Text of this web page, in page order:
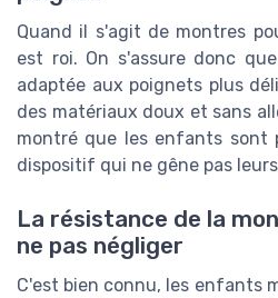
Quand il s'agit de montres
est roi. On s'assure donc
adaptée aux poignets plus
des matériaux doux et sans
montré que les enfants sont
dispositif qui ne gêne pas
La résistance de la
ne pas négliger
C'est bien connu, les enfants